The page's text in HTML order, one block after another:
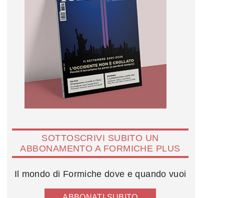
SOTTOSCRIVI SUBITO UN
ABBONAMENTO A FORMICHE PLUS
Il mondo di Formiche dove e quando vuoi